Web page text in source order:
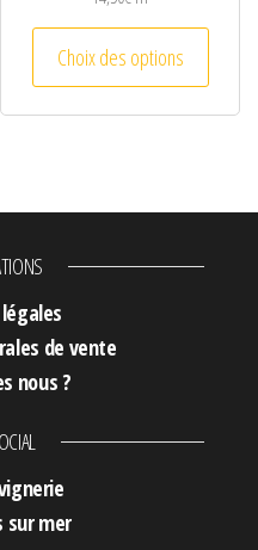
a plusieurs variations. Les
Choix des options
Ce
de vente
nous ?
sur mer